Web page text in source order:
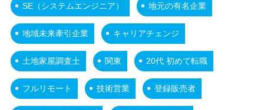
SE（システムエンジニア） 地元の有名企業
地域未来牽引企業 キャリアチェンジ
土地家屋調査士 関東 20代 初めて転職
フルリモート 技術営業 登録販売者